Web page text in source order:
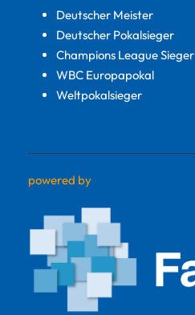
Deutscher Meister
Deutscher Pokalsieger
Champions League Sieger
WBC Europapokal
Weltpokalsieger
powered by